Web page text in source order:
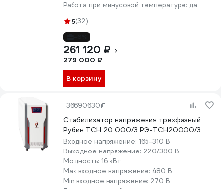
Работа при минусовой температуре: да
5(32)
261 120 ₽
279 000 ₽
В корзину
36690630
Стабилизатор напряжения трехфазный
Рубин ТСН 20 000/3 РЭ-ТСН20000/3
Входное напряжение: 165-310 В
Выходное напряжение: 220/380 В
Мощность: 16 кВт
Max входное напряжение: 480 В
Min входное напряжение: 270 В